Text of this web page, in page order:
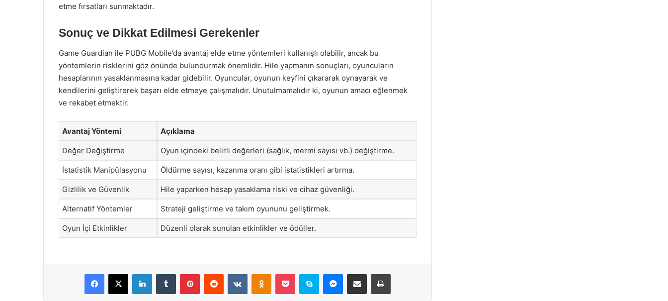
etme fırsatları sunmaktadır.
Sonuç ve Dikkat Edilmesi Gerekenler
Game Guardian ile PUBG Mobile’da avantaj elde etme yöntemleri kullanışlı olabilir, ancak bu
yöntemlerin risklerini göz önünde bulundurmak önemlidir. Hile yapmanın sonuçları, oyuncuların
hesaplarının yasaklanmasına kadar gidebilir. Oyuncular, oyunun keyfini çıkararak oynayarak ve
kendilerini geliştirerek başarı elde etmeye çalışmalıdır. Unutulmamalıdır ki, oyunun amacı eğlenmek
ve rekabet etmektir.
Avantaj Yöntemi Açıklama
Değer Değiştirme Oyun içindeki belirli değerleri (sağlık, mermi sayısı vb.) değiştirme.
İstatistik Manipülasyonu Öldürme sayısı, kazanma oranı gibi istatistikleri artırma.
Gizlilik ve Güvenlik Hile yaparken hesap yasaklama riski ve cihaz güvenliği.
Alternatif Yöntemler Strateji geliştirme ve takım oyununu geliştirmek.
Oyun İçi Etkinlikler Düzenli olarak sunulan etkinlikler ve ödüller.
Facebook
X LinkedInTumblr PinterestReddit VKontakteOdnoklassniki
Pocket Skype Messenger
E-Posta ile paylaş Yazdır